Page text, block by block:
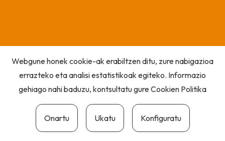
Webgune honek cookie-ak erabiltzen ditu, zure nabigazioa
errazteko eta analisi estatistikoak egiteko. Informazio
gehiago nahi baduzu, kontsultatu gureCookien Politika
Onartu Ukatu Konfiguratu